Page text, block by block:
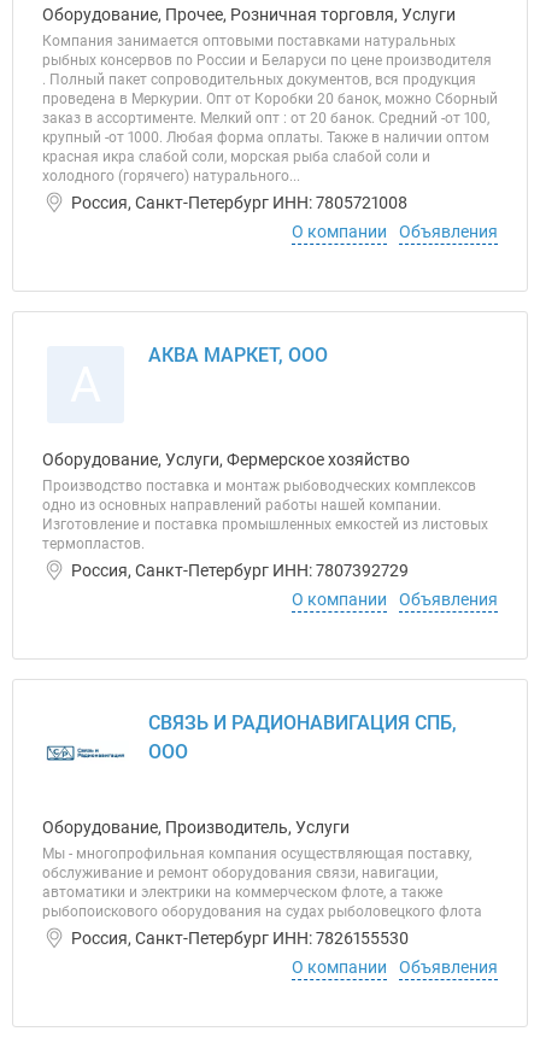
Оборудование, Прочее, Розничная торговля, Услуги
Компания занимается оптовыми поставками натуральных
рыбных консервов по России и Беларуси по цене производителя
. Полный пакет сопроводительных документов, вся продукция
проведена в Меркурии. Опт от Коробки 20 банок, можно Сборный
заказ в ассортименте. Мелкий опт : от 20 банок. Средний -от 100,
крупный -от 1000. Любая форма оплаты. Также в наличии оптом
красная икра слабой соли, морская рыба слабой соли и
холодного (горячего) натурального...
Россия, Санкт-Петербург ИНН: 7805721008
О компании
Объявления
АКВА МАРКЕТ, ООО
Оборудование, Услуги, Фермерское хозяйство
Производство поставка и монтаж рыбоводческих комплексов
одно из основных направлений работы нашей компании.
Изготовление и поставка промышленных емкостей из листовых
термопластов.
Россия, Санкт-Петербург ИНН: 7807392729
О компании
Объявления
СВЯЗЬ И РАДИОНАВИГАЦИЯ СПБ,
ООО
Оборудование, Производитель, Услуги
Мы - многопрофильная компания осуществляющая поставку,
обслуживание и ремонт оборудования связи, навигации,
автоматики и электрики на коммерческом флоте, а также
рыбопоискового оборудования на судах рыболовецкого флота
Россия, Санкт-Петербург ИНН: 7826155530
О компании
Объявления